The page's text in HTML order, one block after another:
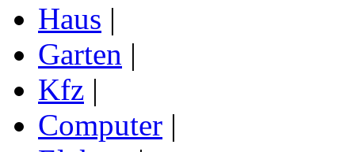
Haus |
Garten |
Kfz |
Computer |